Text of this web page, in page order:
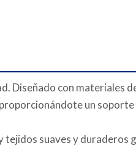
Diseñado con materiales
un
tejidos suaves y duraderos